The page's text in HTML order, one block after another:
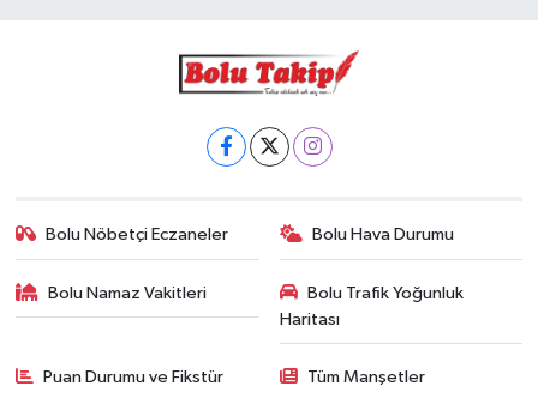
Bolu Nöbetçi Eczaneler Bolu Hava Durumu
Bolu Namaz Vakitleri
Bolu Trafik Yoğunluk
Haritası
Puan Durumu ve Fikstür Tüm Manşetler